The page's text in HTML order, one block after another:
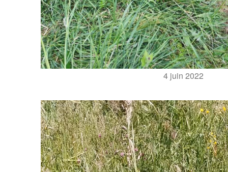
4 juin 2022